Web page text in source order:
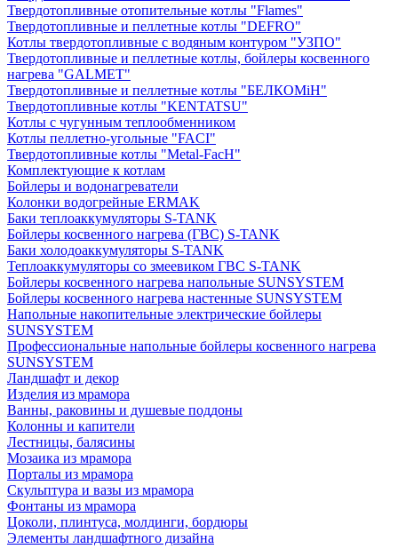
Твердотопливные отопительные котлы "Flames"
Твердотопливные и пеллетные котлы "DEFRO"
Котлы твердотопливные с водяным контуром "УЗПО"
Твердотопливные и пеллетные котлы, бойлеры косвенного
нагрева "GALMET"
Твердотопливные и пеллетные котлы "БЕЛКОМiН"
Твердотопливные котлы "KENTATSU"
Котлы с чугунным теплообменником
Котлы пеллетно-угольные "FACI"
Твердотопливные котлы "Metal-FacH"
Комплектующие к котлам
Бойлеры и водонагреватели
Колонки водогрейные ERMAK
Баки теплоаккумуляторы S-TANK
Бойлеры косвенного нагрева (ГВС) S-TANK
Баки холодоаккумуляторы S-TANK
Теплоаккумуляторы со змеевиком ГВС S-TANK
Бойлеры косвенного нагрева напольные SUNSYSTEM
Бойлеры косвенного нагрева настенные SUNSYSTEM
Напольные накопительные электрические бойлеры
SUNSYSTEM
Профессиональные напольные бойлеры косвенного нагрева
SUNSYSTEM
Ландшафт и декор
Изделия из мрамора
Ванны, раковины и душевые поддоны
Колонны и капители
Лестницы, балясины
Мозаика из мрамора
Порталы из мрамора
Скульптура и вазы из мрамора
Фонтаны из мрамора
Цоколи, плинтуса, молдинги, бордюры
Элементы ландшафтного дизайна